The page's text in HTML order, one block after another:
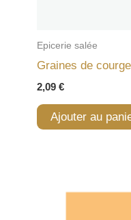
Epicerie salée
Graines de
2,09 €
Ajouter au